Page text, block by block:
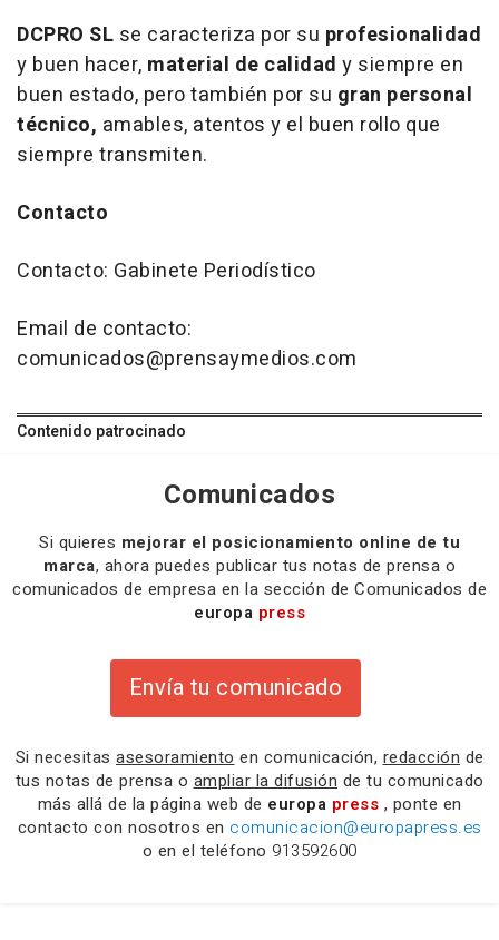
DCPRO SL se caracteriza por su profesionalidad
y buen hacer, material de calidad y siempre en
buen estado, pero también por su gran personal
técnico, amables, atentos y el buen rollo que
siempre transmiten.
Contacto
Contacto: Gabinete Periodístico
Email de contacto:
comunicados@prensaymedios.com
Contenido patrocinado
Comunicados
Si quieres mejorar el posicionamiento online de tu
marca, ahora puedes publicar tus notas de prensa o
comunicados de empresa en la sección de Comunicados de
europa press
Envía tu comunicado
Si necesitas asesoramiento en comunicación, redacción de
tus notas de prensa o ampliar la difusión de tu comunicado
más allá de la página web de europa press , ponte en
contacto con nosotros en comunicacion@europapress.es
o en el teléfono 913592600